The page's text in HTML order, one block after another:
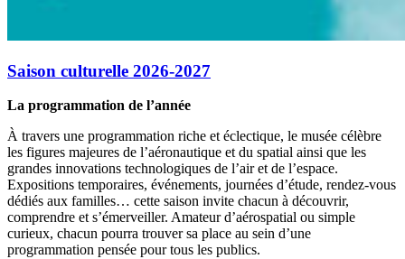
Saison culturelle 2026-2027
La programmation de l’année
À travers une programmation riche et éclectique, le musée célèbre
les figures majeures de l’aéronautique et du spatial ainsi que les
grandes innovations technologiques de l’air et de l’espace.
Expositions temporaires, événements, journées d’étude, rendez-vous
dédiés aux familles… cette saison invite chacun à découvrir,
comprendre et s’émerveiller. Amateur d’aérospatial ou simple
curieux, chacun pourra trouver sa place au sein d’une
programmation pensée pour tous les publics.